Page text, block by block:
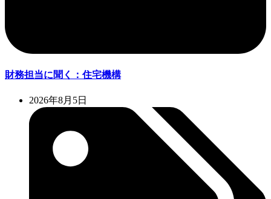
財務担当に聞く：住宅機構
2026年8月5日